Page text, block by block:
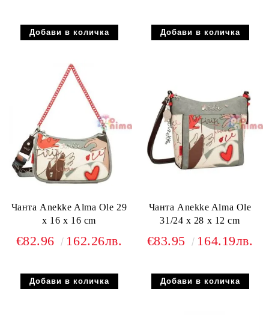
Чанта Anekke Alma Ole 29
x 16 x 16 cm
€82.96 162.26лв.
Чанта Anekke Alma Ole
31/24 x 28 x 12 cm
€83.95 164.19лв.